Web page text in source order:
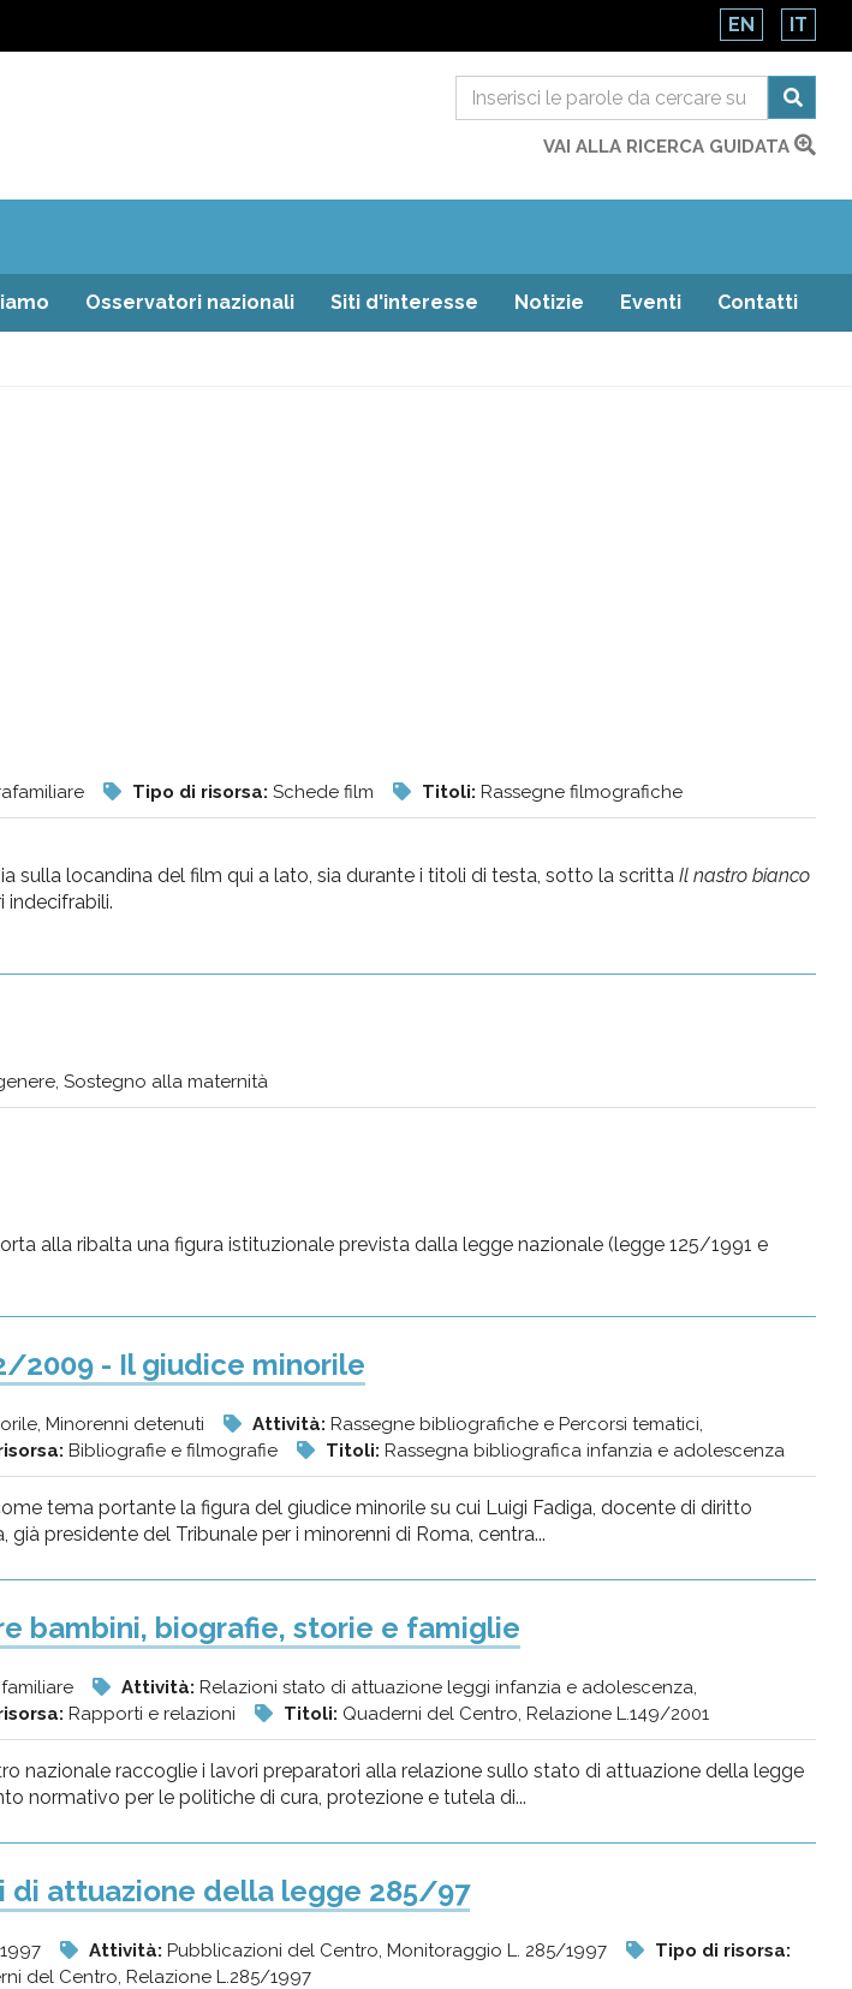
EN IT
VAI ALLA RICERCA GUIDATA
Osservatori nazionali Siti d'interesse Notizie Eventi Contatti
Tipo di risorsa: Schede film Titoli: Rassegne filmografiche
sulla locandina del film qui a lato, sia durante i titoli di testa, sotto la scritta Il nastro bianco
Sostegno alla maternità
alla ribalta una figura istituzionale prevista dalla legge nazionale (legge 125/1991 e
2009 - Il giudice minorile
Minorenni detenuti Attività: Rassegne bibliografiche e Percorsi tematici,
Bibliografie e filmografie Titoli: Rassegna bibliografica infanzia e adolescenza
tema portante la figura del giudice minorile su cui Luigi Fadiga, docente di diritto
già presidente del Tribunale per i minorenni di Roma, centra...
bambini, biografie, storie e famiglie
Attività: Relazioni stato di attuazione leggi infanzia e adolescenza,
Rapporti e relazioni Titoli: Quaderni del Centro, Relazione L.149/2001
nazionale raccoglie i lavori preparatori alla relazione sullo stato di attuazione della legge
normativo per le politiche di cura, protezione e tutela di...
di attuazione della legge 285/97
Attività: Pubblicazioni del Centro, Monitoraggio L. 285/1997
Tipo di risorsa:
del Centro, Relazione L.285/1997